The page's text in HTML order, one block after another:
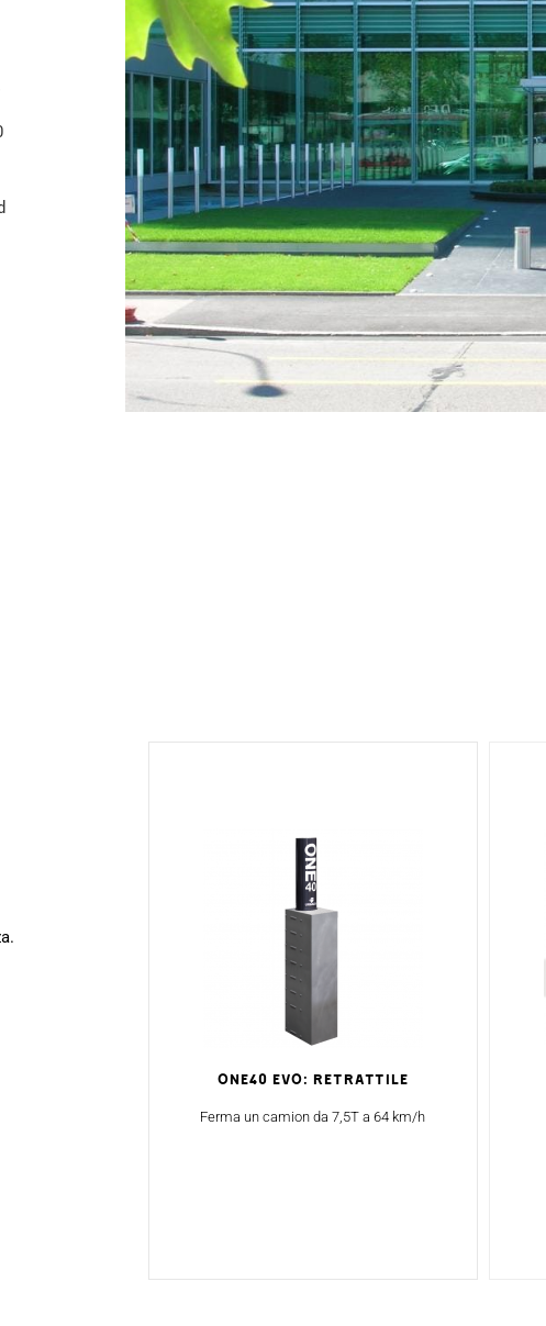
ONE40 Evo: Retrattile
Ferma un camion da 7,5T a 64 km/h